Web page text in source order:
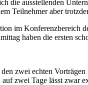
die ausstellenden
Teilnehmer aber
im
haben die ersten
zwei echten
zwei Tage lässt